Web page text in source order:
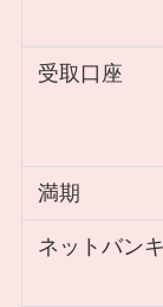
受取口座
満期
ネットバン